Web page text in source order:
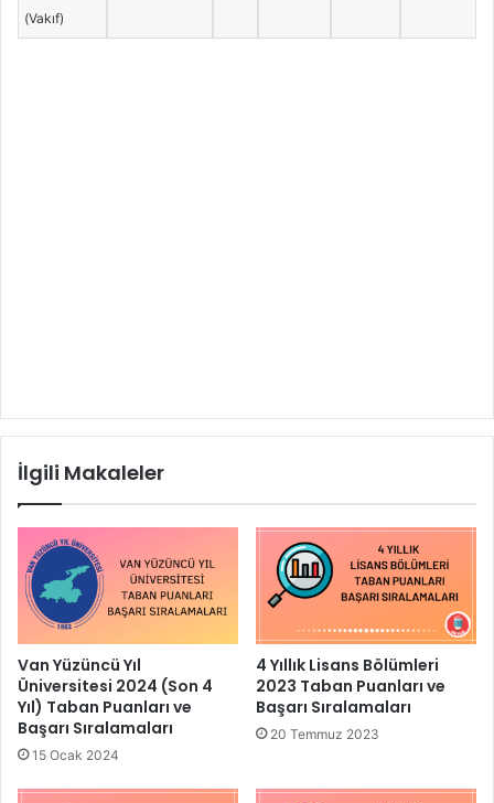
(Vakıf)
İlgili Makaleler
Van Yüzüncü Yıl
Üniversitesi 2024 (Son 4
Yıl) Taban Puanları ve
Başarı Sıralamaları
15 Ocak 2024
4 Yıllık Lisans Bölümleri
2023 Taban Puanları ve
Başarı Sıralamaları
20 Temmuz 2023